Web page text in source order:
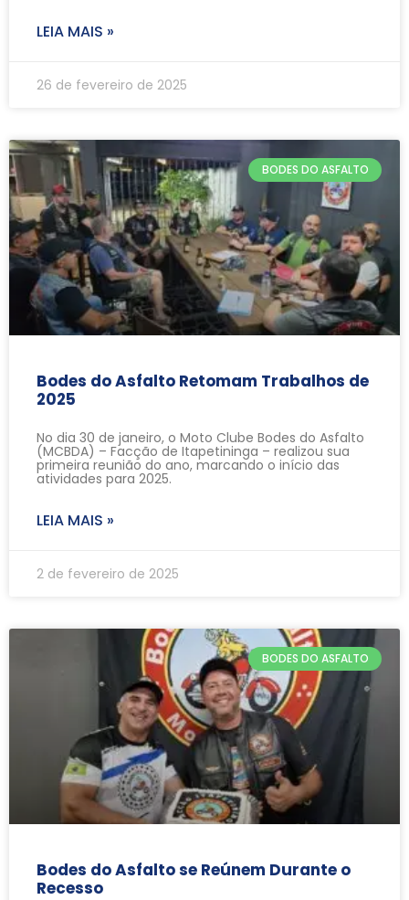
LEIA MAIS »
26 de fevereiro de 2025
BODES DO ASFALTO
Bodes do Asfalto Retomam Trabalhos de
2025
No dia 30 de janeiro, o Moto Clube Bodes do Asfalto
(MCBDA) – Facção de Itapetininga – realizou sua
primeira reunião do ano, marcando o início das
atividades para 2025.
LEIA MAIS »
2 de fevereiro de 2025
BODES DO ASFALTO
Bodes do Asfalto se Reúnem Durante o
Recesso